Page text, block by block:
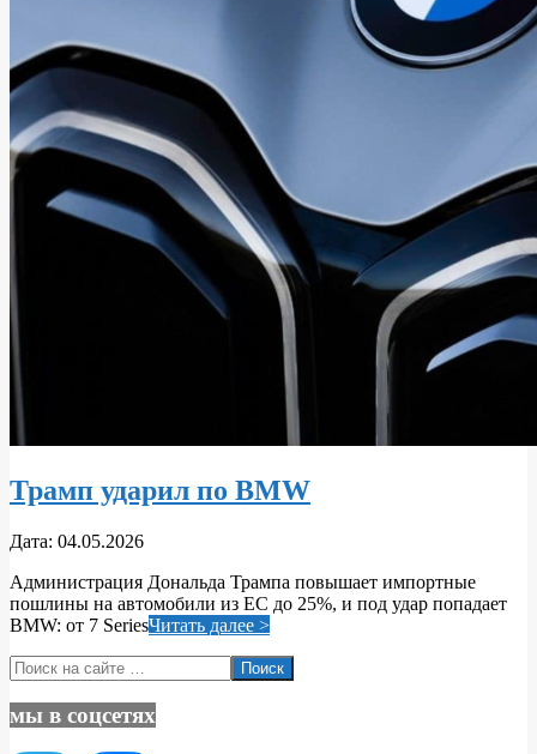
Трамп ударил по BMW
2026-
04
Дата: 04.05.2026
Администрация Дональда Трампа повышает импортные
пошлины на автомобили из ЕС до 25%, и под удар попадает
BMW: от 7 SeriesЧитать далее >
Поиск
мы в соцсетях